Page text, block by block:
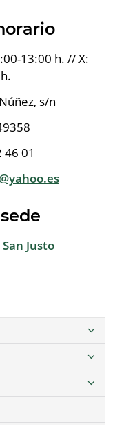
13:00 h. // X:
s/n
46 01
Justo